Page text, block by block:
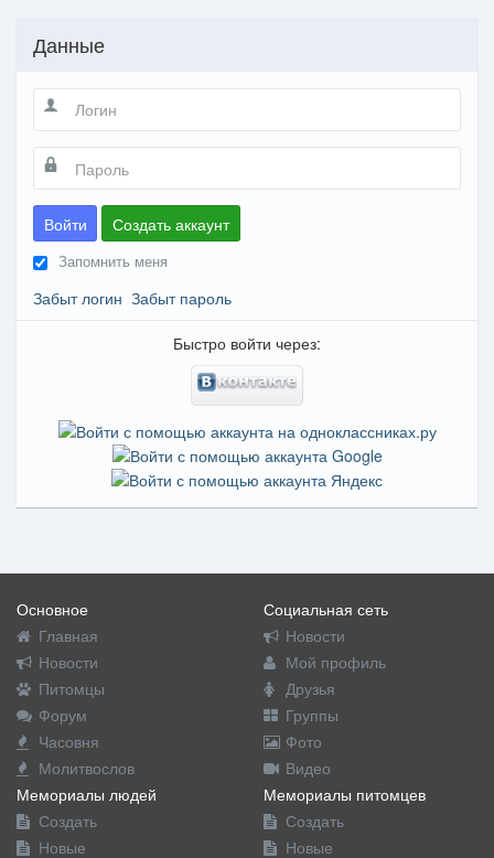
Данные
Войти Создать аккаунт
Запомнить меня
Забыт логин Забыт пароль
Быстро войти через:
Основное
Главная
Новости
Питомцы
Форум
Часовня
Молитвослов
Социальная сеть
Новости
Мой профиль
Друзья
Группы
Фото
Видео
Мемориалы людей
Создать
Новые
Мемориалы питомцев
Создать
Новые